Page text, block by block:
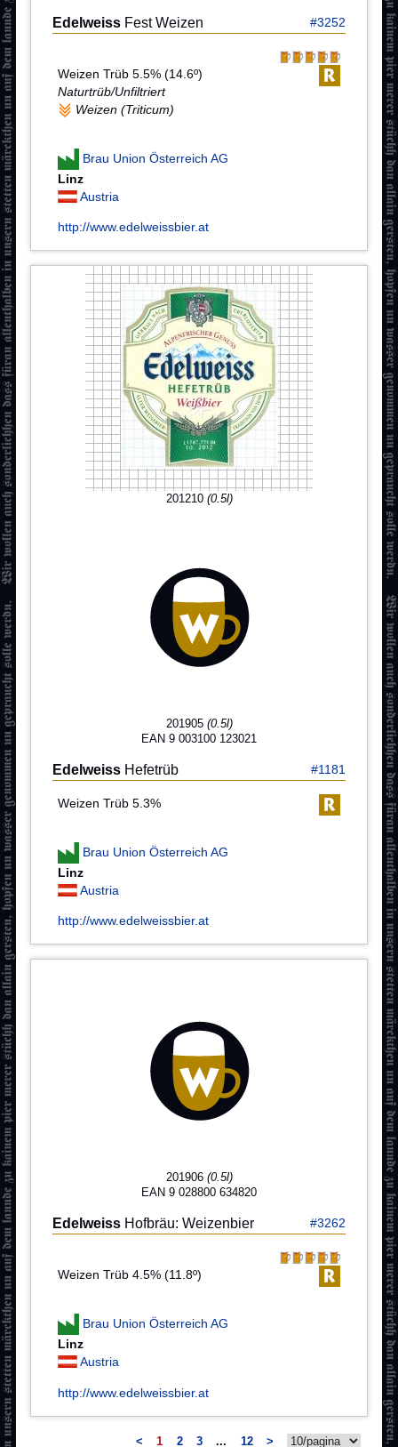
Edelweiss Fest Weizen #3252
Weizen Trüb 5.5% (14.6º)
Naturtrüb/Unfiltriert
Weizen (Triticum)
Brau Union Österreich AG
Linz
Austria
http://www.edelweissbier.at
201210 (0.5l)
201905 (0.5l)
EAN 9 003100 123021
Edelweiss Hefetrüb #1181
Weizen Trüb 5.3%
Brau Union Österreich AG
Linz
Austria
http://www.edelweissbier.at
201906 (0.5l)
EAN 9 028800 634820
Edelweiss Hofbräu: Weizenbier #3262
Weizen Trüb 4.5% (11.8º)
Brau Union Österreich AG
Linz
Austria
http://www.edelweissbier.at
< 1 2 3 ... 12 >